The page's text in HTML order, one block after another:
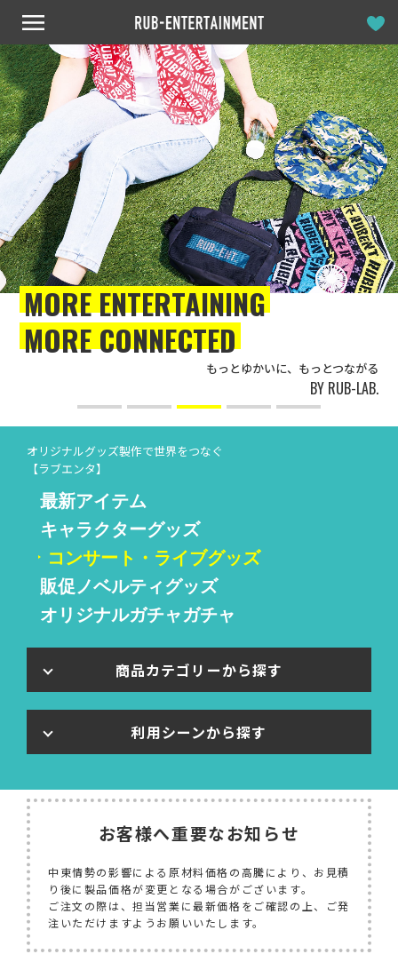
MORE ENTERTAINING
MORE CONNECTED
もっとゆかいに、もっとつながる
BY RUB-LAB.
オリジナルグッズ製作で世界をつなぐ
【ラブエンタ】
最新アイテム
キャラクターグッズ
コンサート・ライブグッズ
販促ノベルティグッズ
オリジナルガチャガチャ
商品カテゴリーから探す
利用シーンから探す
お客様へ重要なお知らせ
中東情勢の影響による原材料価格の高騰により、お見積
り後に製品価格が変更となる場合がございます。
ご注文の際は、担当営業に最新価格をご確認の上、ご発
注いただけますようお願いいたします。